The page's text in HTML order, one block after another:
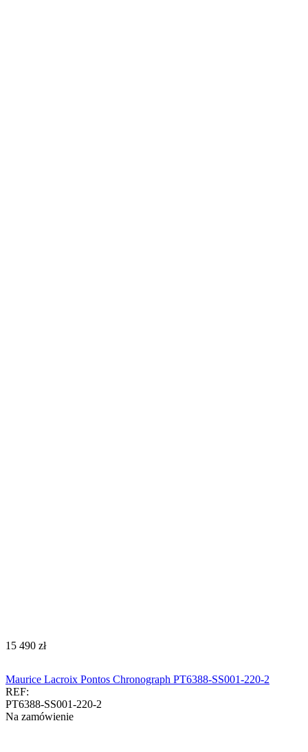
‍15 490‍ zł
Maurice Lacroix Pontos Chronograph PT6388-SS001-220-2
REF:
PT6388-SS001-220-2
Na zamówienie